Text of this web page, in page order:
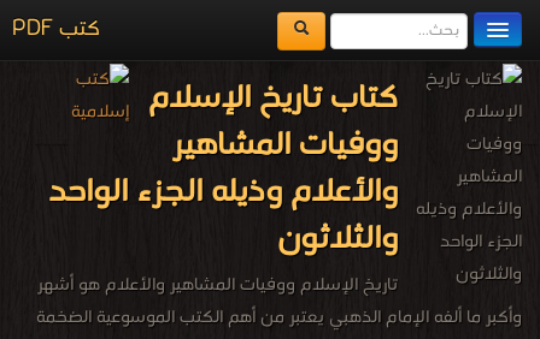
كتب PDF
مكتبة الكتب
المكتبات
يُقرأ حالياً
الفهرس
اضف كتاب
كتاب تاريخ الإسلام
ووفيات المشاهير
والأعلام وذيله الجزء الواحد
والثلاثون
تاريخ الإسلام ووفيات المشاهير والأعلام هو أشهر
وأكبر ما ألفه الإمام الذهبي يعتبر من أهم الكتب الموسوعية الضخمة